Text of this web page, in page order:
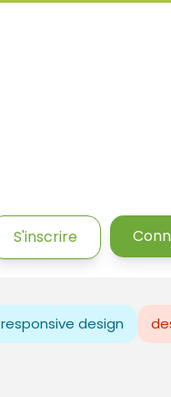
S'inscrire
responsive design